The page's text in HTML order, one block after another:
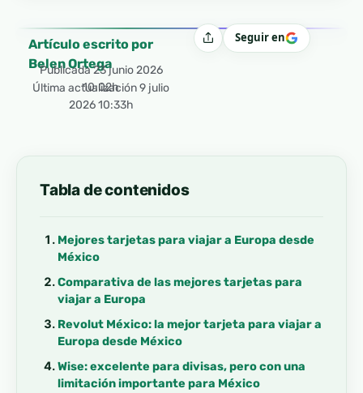
Artículo escrito por
Belen Ortega
Publicada23 junio 2026
10:02h
Última actualización 9 julio
2026 10:33h
CompartirSeguir en
Tabla de contenidos
Mejores tarjetas para viajar a Europa desde
México
Comparativa de las mejores tarjetas para
viajar a Europa
Revolut México: la mejor tarjeta para viajar a
Europa desde México
Wise: excelente para divisas, pero con una
limitación importante para México